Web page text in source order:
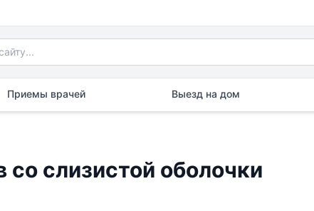
Приемы врачей Выезд на дом
со слизистой оболочки